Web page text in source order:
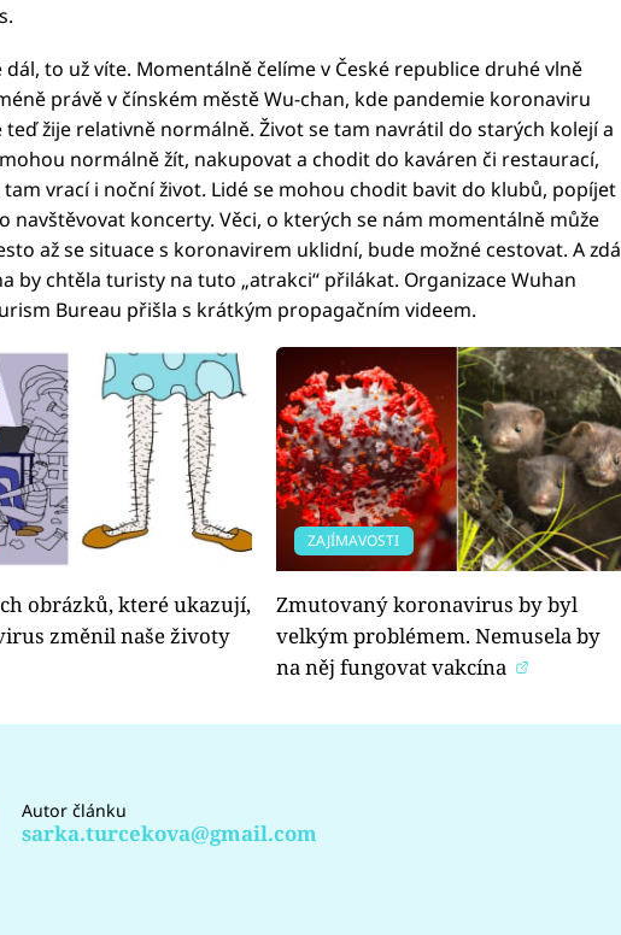
dál, to už víte. Momentálně čelíme v České republice druhé vlně
právě v čínském městě Wu-chan, kde pandemie koronaviru
teď žije relativně normálně. Život se tam navrátil do starých kolejí a
normálně žít, nakupovat a chodit do kaváren či restaurací,
tam vrací i noční život. Lidé se mohou chodit bavit do klubů, popíjet
navštěvovat koncerty. Věci, o kterých se nám momentálně může
až se situace s koronavirem uklidní, bude možné cestovat. A zdá
by chtěla turisty na tuto „atrakci“ přilákat. Organizace Wuhan
Bureau přišla s krátkým propagačním videem.
obrázků, které ukazují,
změnil naše životy
ZAJÍMAVOSTI
Zmutovaný koronavirus by byl
velkým problémem. Nemusela by
na něj fungovat vakcína
Autor článku
sarka.turcekova@gmail.com